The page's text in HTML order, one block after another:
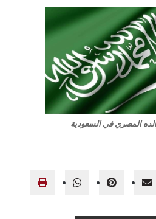
المصري في السعودية